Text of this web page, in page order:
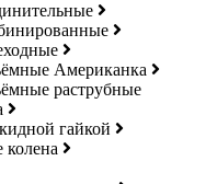
Американка
раструбные
гайкой